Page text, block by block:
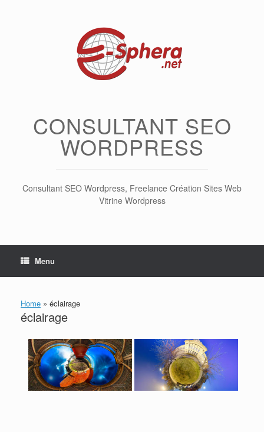
CONSULTANT SEO
WORDPRESS
Consultant SEO Wordpress, Freelance Création Sites Web
Vitrine Wordpress
Menu
Home » éclairage
éclairage